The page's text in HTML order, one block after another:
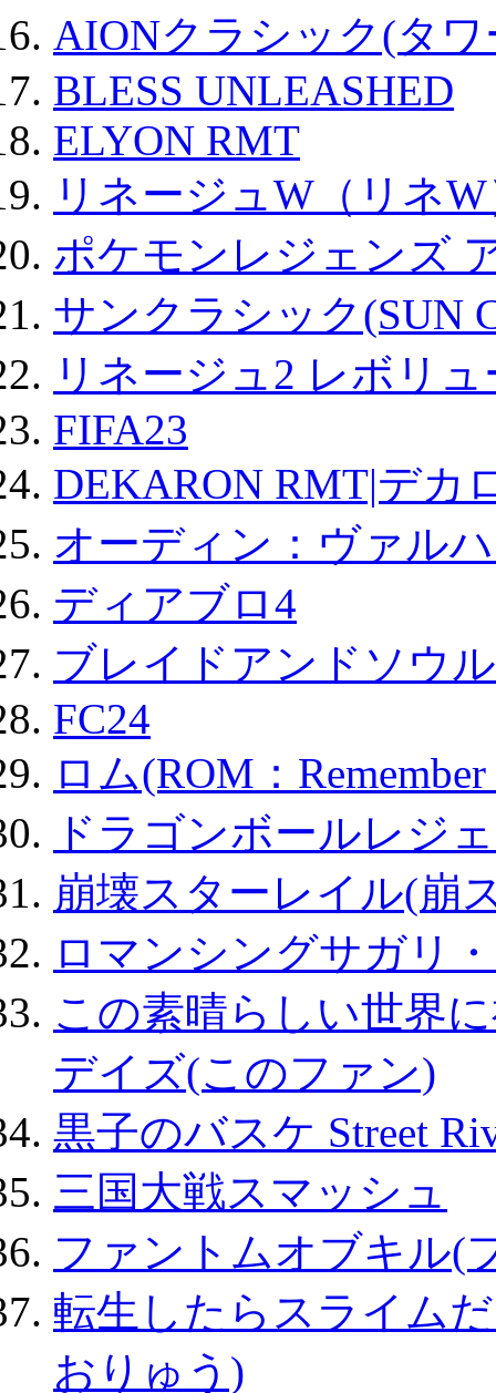
AIONクラシック(タ
BLESS UNLEASHED
ELYON RMT
リネージュW（リネ
ポケモンレジェンズ
サンクラシック(SUN
リネージュ2 レボリ
FIFA23
DEKARON RMT|デカ
オーディン：ヴァル
ディアブロ4
ブレイドアンドソウ
FC24
ロム(ROM：
ドラゴンボールレジ
崩壊スターレイル(崩
ロマンシングサガリ
この素晴らしい世界
デイズ(このファン)
黒子のバスケ Street
三国大戦スマッシュ
ファントムオブキル(
転生したらスライム
おりゅう)